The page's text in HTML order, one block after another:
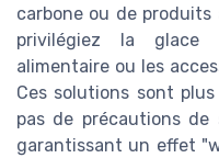
carbone ou de produits
privilégiez la glace
alimentaire ou les
Ces solutions sont
pas de précautions
garantissant un effet